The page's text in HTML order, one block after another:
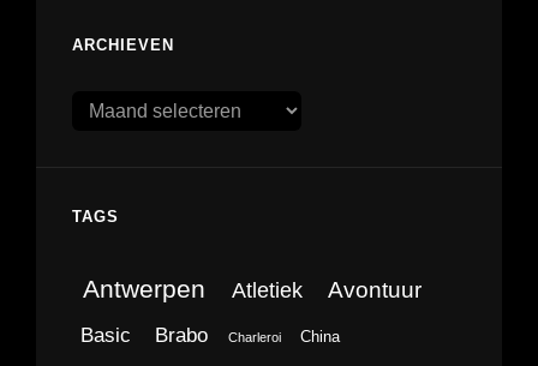
ARCHIEVEN
Archieven
TAGS
Antwerpen Atletiek Avontuur
Basic Brabo Charleroi China